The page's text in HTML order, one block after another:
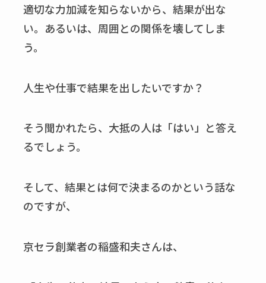
適切な力加減を知らないから、結果が出な
い。あるいは、周囲との関係を壊してしま
う。
人生や仕事で結果を出したいですか？
そう聞かれたら、大抵の人は「はい」と答え
るでしょう。
そして、結果とは何で決まるのかという話な
のですが、
京セラ創業者の稲盛和夫さんは、